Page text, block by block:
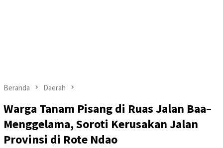
Beranda Daerah
Warga Tanam Pisang di Ruas Jalan Baa–
Menggelama, Soroti Kerusakan Jalan
Provinsi di Rote Ndao